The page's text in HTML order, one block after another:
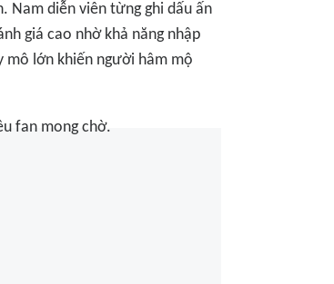
Nam diễn viên từng ghi dấu ấn
giá cao nhờ khả năng nhập
mô lớn khiến người hâm mộ